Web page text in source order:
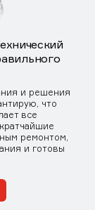
и решения
что
все
ремонтом,
и готовы